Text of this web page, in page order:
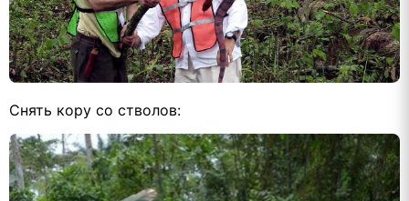
Снять кору со стволов: